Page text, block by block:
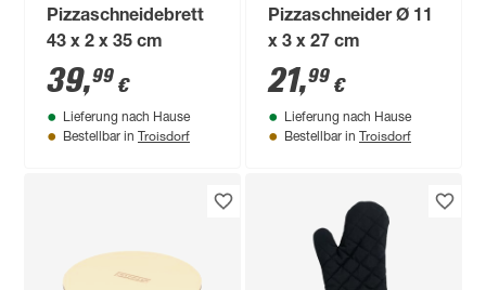
Pizzaschneidebrett
43 x 2 x 35 cm
39,99 €
Lieferung nach Hause
Bestellbar in Troisdorf
Pizzaschneider Ø 11
x 3 x 27 cm
21,99 €
Lieferung nach Hause
Bestellbar in Troisdorf